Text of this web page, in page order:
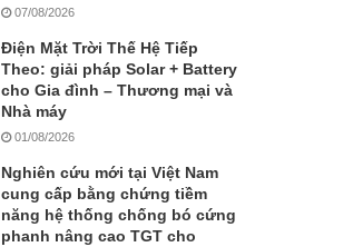
07/08/2026
Điện Mặt Trời Thế Hệ Tiếp
Theo: giải pháp Solar + Battery
cho Gia đình – Thương mại và
Nhà máy
01/08/2026
Nghiên cứu mới tại Việt Nam
cung cấp bằng chứng tiềm
năng hệ thống chống bó cứng
phanh nâng cao TGT cho